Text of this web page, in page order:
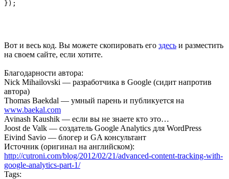
Вот и весь код. Вы можете скопировать его здесь и разместить
на своем сайте, если хотите.
Благодарности автора:
Nick Mihailovski — разработчика в Google (сидит напротив
автора)
Thomas Baekdal — умный парень и публикуется на
www.baekal.com
Avinash Kaushik — если вы не знаете кто это…
Joost de Valk — создатель Google Analytics для WordPress
Eivind Savio — блогер и GA консультант
Источник (оригинал на английском):
http://cutroni.com/blog/2012/02/21/advanced-content-tracking-with-
google-analytics-part-1/
Tags: